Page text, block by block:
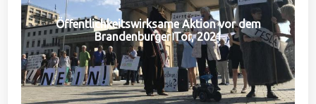
Öffentlichkeitswirksame Aktion vor dem
Brandenburger Tor, 2021